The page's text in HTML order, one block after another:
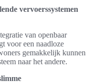
vervoerssystemen
van openbaar
voor een naadloze
gemakkelijk kunnen
naar het andere.